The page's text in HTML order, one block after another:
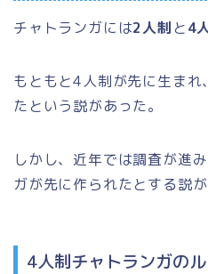
チャトランガには2人制と4
もともと4人制が先に生ま
たという説があった。
しかし、近年では調査が進
ガが先に作られたとする説
4人制チャトランガの